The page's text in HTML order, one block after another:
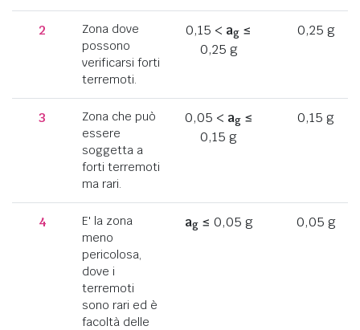
2
Zona dove
possono
verificarsi forti
terremoti.
0,15 < ag ≤
0,25 g
0,25 g
3
Zona che può
essere
soggetta a
forti terremoti
ma rari.
0,05 < ag≤
0,15 g
0,15 g
4
E' la zona
meno
pericolosa,
dove i
terremoti
sono rari ed è
facoltà delle
ag≤ 0,05 g 0,05 g